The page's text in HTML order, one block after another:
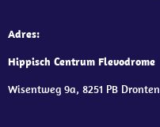
Adres:
Hippisch Centrum Flevodrome
Wisentweg 9a, 8251 PB Dronten